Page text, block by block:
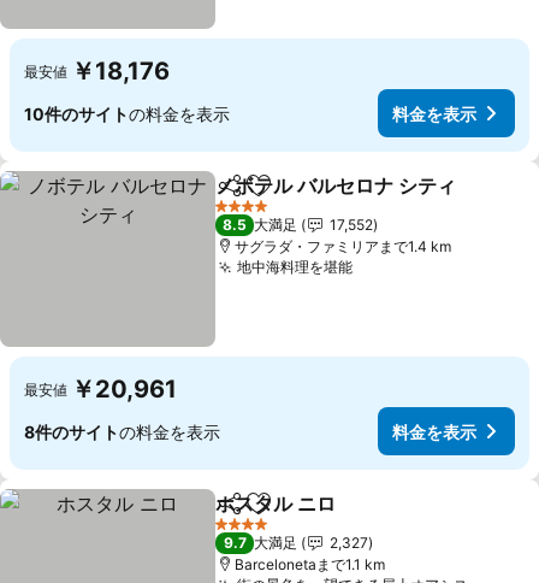
最安値 ￥18,176
10件のサイトの料金を表示 料金を表示
シェアお気に入りに追加
ノボテル バルセロナ シティ
4 ホテルのランク
8.5 大満足
17,552
サグラダ・ファミリアまで1.4 km
地中海料理を堪能料金を表示
最安値 ￥20,961
8件のサイトの料金を表示 料金を表示
シェアお気に入りに追加
ホスタル ニロ
4 ホテルのランク
9.7 大満足
2,327
Barcelonetaまで1.1 km